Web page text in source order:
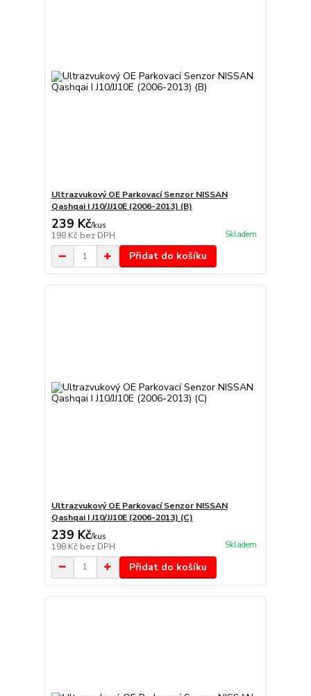
Ultrazvukový OE Parkovací Senzor NISSAN
Qashqai I J10/JJ10E (2006-2013) (B)
239 Kč/kus
198 Kč bez DPH Skladem
Přidat do košíku
Ultrazvukový OE Parkovací Senzor NISSAN
Qashqai I J10/JJ10E (2006-2013) (C)
239 Kč/kus
198 Kč bez DPH Skladem
Přidat do košíku